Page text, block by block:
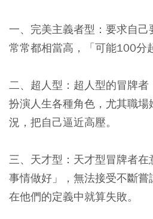
一、完美主義者型： 要求自己
常常都相當高，「可能100分
二、超人型： 超人型的冒牌
扮演人生各種角色，尤其職
況，把自己逼近高壓。
三、天才型： 天才型冒牌者
事情做好」，無法接受不斷嘗
在他們的定義中就算失敗。